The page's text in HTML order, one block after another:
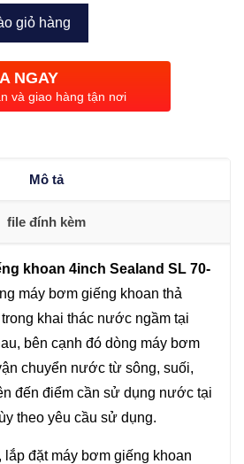
giỏ hàng
NGAY
và giao hàng tận nơi
Mô tả
file đính kèm
khoan 4inch Sealand SL 70-
máy bơm giếng khoan thả
khai thác nước ngầm tại
bên cạnh đó dòng máy bơm
chuyển nước từ sông, suối,
đến điểm cần sử dụng nước tại
theo yêu cầu sử dụng.
lắp đặt máy bơm giếng khoan